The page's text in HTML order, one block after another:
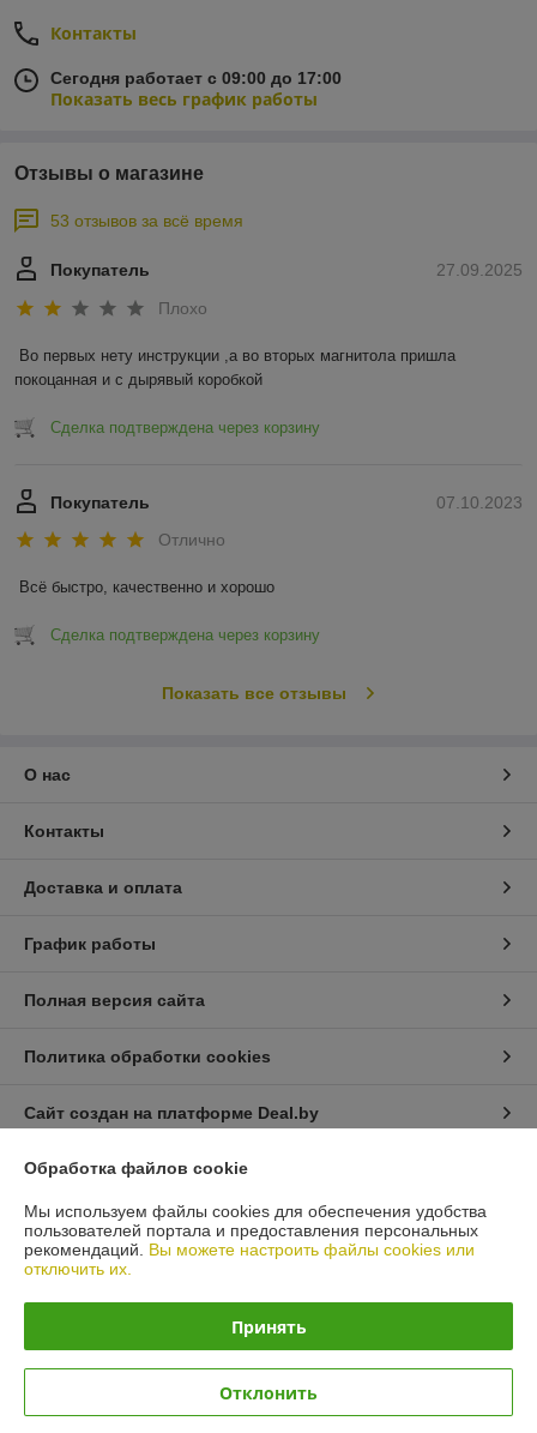
Контакты
Сегодня работает с 09:00 до 17:00
Показать весь график работы
Отзывы о магазине
53 отзывов за всё время
27.09.2025
Покупатель
Плохо
Во первых нету инструкции ,а во вторых магнитола пришла
покоцанная и с дырявый коробкой
Сделка подтверждена через корзину
07.10.2023
Покупатель
Отлично
Всё быстро, качественно и хорошо
Сделка подтверждена через корзину
Показать все отзывы
О нас
Контакты
Доставка и оплата
График работы
Полная версия сайта
Политика обработки cookies
Сайт создан на платформе Deal.by
Юридическое лицо:Общество с ограниченной ответственностью
«Автопроект Плюс»
г. Минск, ул. Тимирязева, д.114-8
Регистрационный номер ЕГР: 193664948
Регистрационный орган: Минским горисполкомом
Дата регистрации компании: 05.01.2023
Обработка файлов cookie
Мы используем файлы cookies для обеспечения удобства
пользователей портала и предоставления персональных
рекомендаций. Вы можете настроить файлы cookies или
отключить их.
Принять
Отклонить